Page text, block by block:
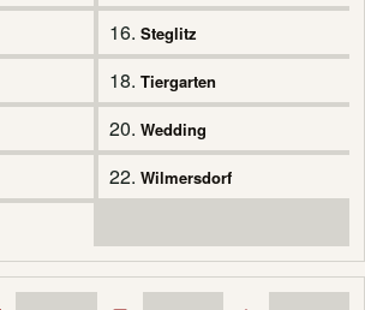
16. Steglitz
18. Tiergarten
20. Wedding
22. Wilmersdorf